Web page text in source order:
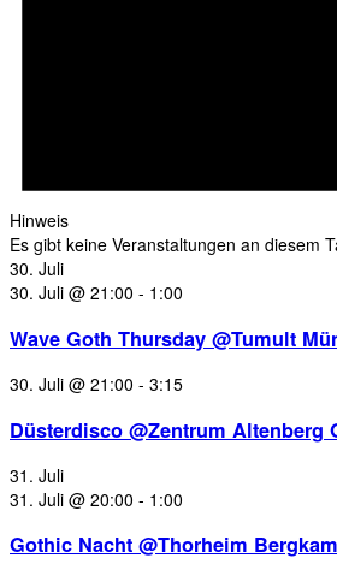
Hinweis
Es gibt keine Veranstaltungen an diesem
30. Juli
30. Juli @ 21:00 - 1:00
Wave Goth Thursday @Tumult
30. Juli @ 21:00 - 3:15
Düsterdisco @Zentrum Altenberg
31. Juli
31. Juli @ 20:00 - 1:00
Gothic Nacht @Thorheim